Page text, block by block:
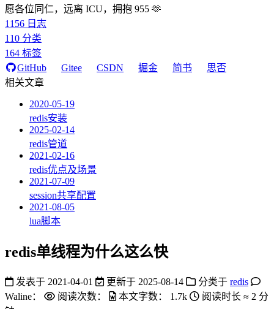
愿各位同仁，远离 ICU，拥抱 955 🫶
1156 日志
110 分类
164 标签
GitHub
Gitee CSDN 掘金 简书
思否
相关文章
2020-05-19
redis安装
2025-02-14
redis管道
2021-02-16
redis优点及场景
2021-07-09
session共享配置
2021-08-05
lua脚本
redis单线程为什么这么快
发表于 2021-04-01 更新于 2025-08-14 分类于 redis
Waline：
阅读次数： 本文字数： 1.7k 阅读时长 ≈ 2 分